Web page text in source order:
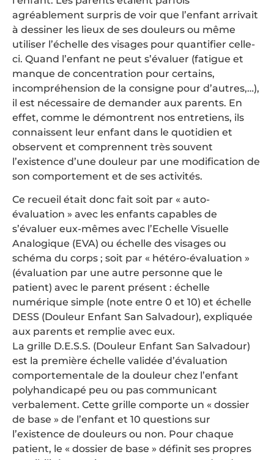
agréablement surpris de voir que l’enfant arrivait
à dessiner les lieux de ses douleurs ou même
utiliser l’échelle des visages pour quantifier celle-
ci. Quand l’enfant ne peut s’évaluer (fatigue et
manque de concentration pour certains,
incompréhension de la consigne pour d’autres,…),
il est nécessaire de demander aux parents. En
effet, comme le démontrent nos entretiens, ils
connaissent leur enfant dans le quotidien et
observent et comprennent très souvent
l’existence d’une douleur par une modification de
son comportement et de ses activités.
Ce recueil était donc fait soit par « auto-
évaluation » avec les enfants capables de
s’évaluer eux-mêmes avec l’Echelle Visuelle
Analogique (EVA) ou échelle des visages ou
schéma du corps ; soit par « hétéro-évaluation »
(évaluation par une autre personne que le
patient) avec le parent présent : échelle
numérique simple (note entre 0 et 10) et échelle
DESS (Douleur Enfant San Salvadour), expliquée
aux parents et remplie avec eux.
La grille D.E.S.S. (Douleur Enfant San Salvadour)
est la première échelle validée d’évaluation
comportementale de la douleur chez l’enfant
polyhandicapé peu ou pas communicant
verbalement. Cette grille comporte un « dossier
de base » de l’enfant et 10 questions sur
l’existence de douleurs ou non. Pour chaque
patient, le « dossier de base » définit ses propres